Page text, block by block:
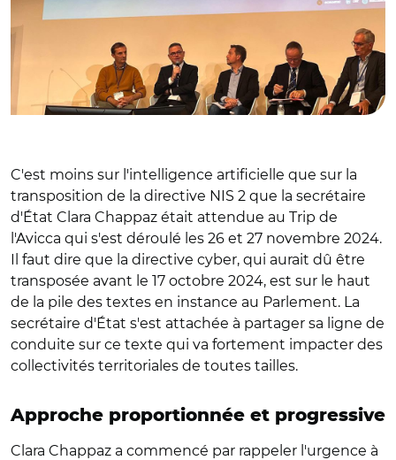
C'est moins sur l'intelligence artificielle que sur la
transposition de la directive NIS 2 que la secrétaire
d'État Clara Chappaz était attendue au Trip de
l'Avicca qui s'est déroulé les 26 et 27 novembre 2024.
Il faut dire que la directive cyber, qui aurait dû être
transposée avant le 17 octobre 2024, est sur le haut
de la pile des textes en instance au Parlement. La
secrétaire d'État s'est attachée à partager sa ligne de
conduite sur ce texte qui va fortement impacter des
collectivités territoriales de toutes tailles.
Approche proportionnée et progressive
Clara Chappaz a commencé par rappeler l'urgence à